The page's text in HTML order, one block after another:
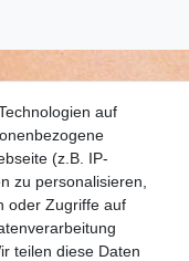
auf
(z.B. IP-
zu personalisieren,
oder Zugriffe auf
teilen diese Daten
13.30 bis 17.30 Uhr
Impressum